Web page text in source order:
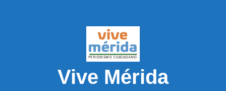
Vive Mérida